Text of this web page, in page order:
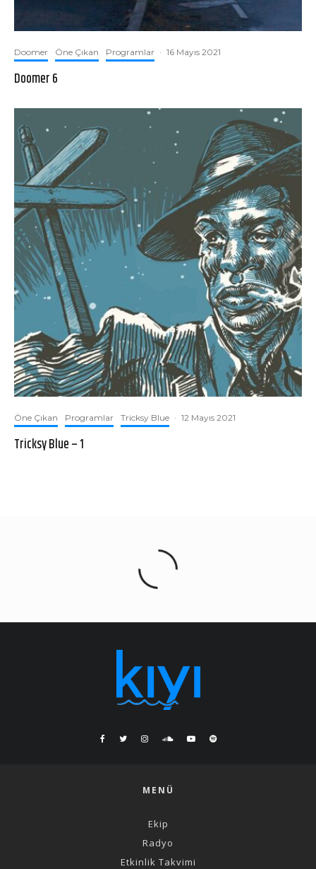
Doomer Öne Çıkan Programlar · 16 Mayıs 2021
Doomer 6
Öne Çıkan Programlar Tricksy Blue · 12 Mayıs 2021
Tricksy Blue – 1
MENÜ
Ekip
Radyo
Etkinlik Takvimi